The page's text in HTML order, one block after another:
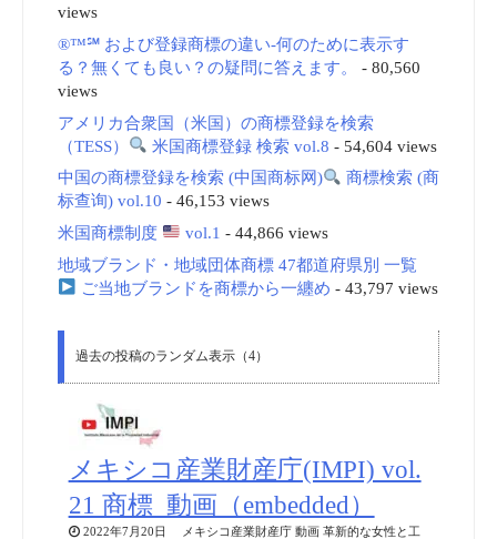
views
®™℠ および登録商標の違い-何のために表示す
る？無くても良い？の疑問に答えます。
- 80,560
views
アメリカ合衆国（米国）の商標登録を検索
（TESS）
米国商標登録 検索 vol.8 - 54,604 views
中国の商標登録を検索 (中国商标网)
商標検索 (商
标查询) vol.10 - 46,153 views
米国商標制度
vol.1 - 44,866 views
地域ブランド・地域団体商標 47都道府県別 一覧
ご当地ブランドを商標から一纏め - 43,797 views
過去の投稿のランダム表示（4）
メキシコ産業財産庁(IMPI) vol.
21 商標_動画（embedded）
2022年7月20日 メキシコ産業財産庁 動画 革新的な女性と工